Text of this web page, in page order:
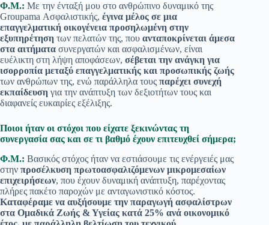
Φ.Μ.: Mε την ένταξή μου στο ανθρώπινο δυναμικό της
Groupama Ασφαλιστικής, έγινα μέλος σε μια
επαγγελματική οικογένεια προσηλωμένη στην
εξυπηρέτηση των πελατών της, που ανταποκρίνεται άμεσα
στα αιτήματα συνεργατών και ασφαλισμένων, είναι
ευέλικτη στη λήψη αποφάσεων, σέβεται την ανάγκη για
ισορροπία μεταξύ επαγγελματικής και προσωπικής ζωής
των ανθρώπων της, ενώ παράλληλα τους παρέχει συνεχή
εκπαίδευση για την ανάπτυξη των δεξιοτήτων τους και
διαφανείς ευκαιρίες εξέλιξης.
Ποιοι ήταν οι στόχοι που είχατε ξεκινώντας τη
συνεργασία σας και σε τι βαθμό έχουν επιτευχθεί σήμερα;
Φ.Μ.: Βασικός στόχος ήταν να εστιάσουμε τις ενέργειές μας
στην προσέλκυση πρωτοασφαλιζόμενων μικρομεσαίων
επιχειρήσεων, που έχουν δυναμική ανάπτυξη, παρέχοντας
πλήρες πακέτο παροχών με ανταγωνιστικό κόστος.
Καταφέραμε να αυξήσουμε την παραγωγή ασφαλίστρων
στα Ομαδικά Ζωής & Υγείας κατά 25% ανά οικονομικό